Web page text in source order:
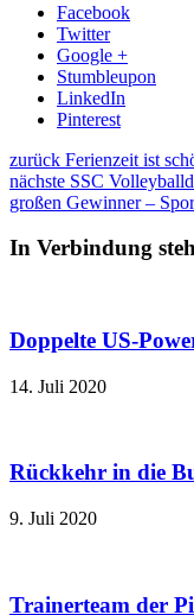
Facebook
Twitter
Google +
Stumbleupon
LinkedIn
Pinterest
zurück Ferienzeit ist
nächste SSC
großen Gewinner –
In Verbindung
Doppelte US-
14. Juli 2020
Rückkehr in die
9. Juli 2020
Trainerteam der